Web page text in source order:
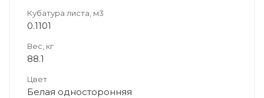
Кубатура листа, м3
0.1101
Вес, кг
88.1
Цвет
Белая односторонняя